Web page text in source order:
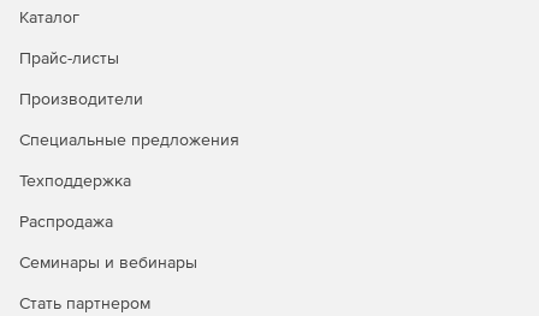
Каталог
Прайс-листы
Производители
Специальные предложения
Техподдержка
Распродажа
Семинары и вебинары
Стать партнером